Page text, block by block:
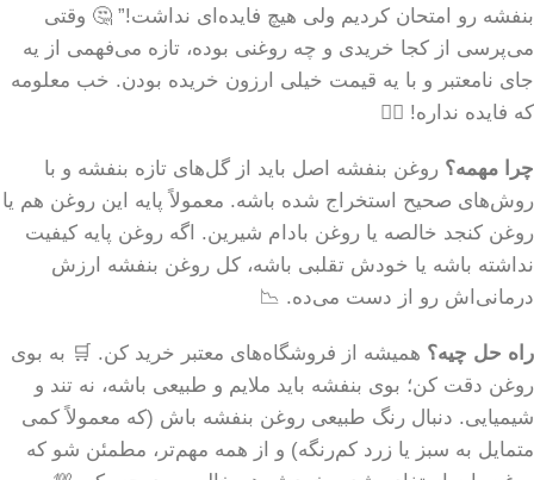
بنفشه رو امتحان کردیم ولی هیچ فایده‌ای نداشت!” 🤔 وقتی
می‌پرسی از کجا خریدی و چه روغنی بوده، تازه می‌فهمی از یه
جای نامعتبر و با یه قیمت خیلی ارزون خریده بودن. خب معلومه
که فایده نداره! 🤷‍♀️
چرا مهمه؟ روغن بنفشه اصل باید از گل‌های تازه بنفشه و با
روش‌های صحیح استخراج شده باشه. معمولاً پایه این روغن هم یا
روغن کنجد خالصه یا روغن بادام شیرین. اگه روغن پایه کیفیت
نداشته باشه یا خودش تقلبی باشه، کل روغن بنفشه ارزش
درمانی‌اش رو از دست می‌ده. 📉
راه حل چیه؟ همیشه از فروشگاه‌های معتبر خرید کن. 🛒 به بوی
روغن دقت کن؛ بوی بنفشه باید ملایم و طبیعی باشه، نه تند و
شیمیایی. دنبال رنگ طبیعی روغن بنفشه باش (که معمولاً کمی
متمایل به سبز یا زرد کم‌رنگه) و از همه مهم‌تر، مطمئن شو که